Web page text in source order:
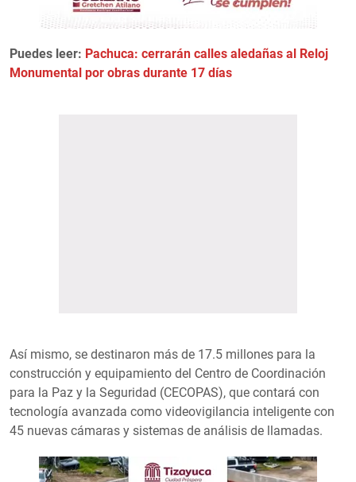
Puedes leer: Pachuca: cerrarán calles aledañas al Reloj
Monumental por obras durante 17 días
Así mismo, se destinaron más de 17.5 millones para la
construcción y equipamiento del Centro de Coordinación
para la Paz y la Seguridad (CECOPAS), que contará con
tecnología avanzada como videovigilancia inteligente con
45 nuevas cámaras y sistemas de análisis de llamadas.